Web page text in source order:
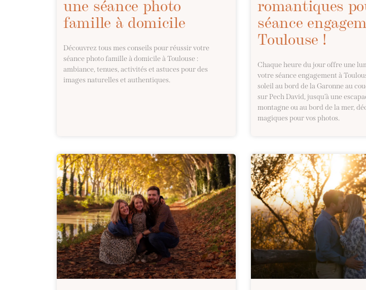
une séance photo
famille à domicile
Découvrez tous mes conseils pour réussir votre
séance photo famille à domicile à Toulouse :
ambiance, tenues, activités et astuces pour des
images naturelles et authentiques.
romantiques
séance
Toulouse !
Chaque heure du jour offre une
votre séance engagement à
soleil au bord de la Garonne au
sur Pech David, jusqu’à une
montagne ou au bord de la mer,
magiques pour vos photos.